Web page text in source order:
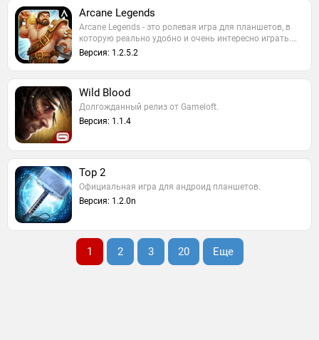
Arcane Legends
Arcane Legends - это ролевая игра для планшетов, в
которую реально удобно и очень интересно играть.…
Версия: 1.2.5.2
Wild Blood
Долгожданный релиз от Gameloft.
Версия: 1.1.4
Тор 2
Официальная игра для андроид планшетов.
Версия: 1.2.0n
1 2 3 20 Еще